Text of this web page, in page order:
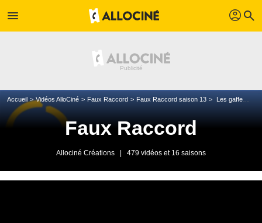
menu profil search
Accueil Vidéos AlloCiné Faux Raccord Faux Raccord saison 13 Les gaffes et erreurs de la trilogie "Il était une fois..." de Sergio Leone
Faux Raccord
Allociné Créations 479 vidéos et 16 saisons